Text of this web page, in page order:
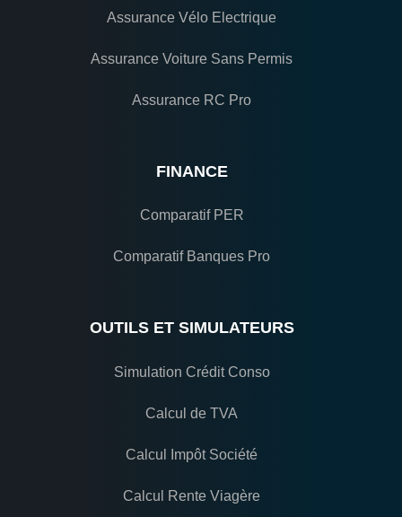
Assurance Vélo Electrique
Assurance Voiture Sans Permis
Assurance RC Pro
FINANCE
Comparatif PER
Comparatif Banques Pro
OUTILS ET SIMULATEURS
Simulation Crédit Conso
Calcul de TVA
Calcul Impôt Société
Calcul Rente Viagère